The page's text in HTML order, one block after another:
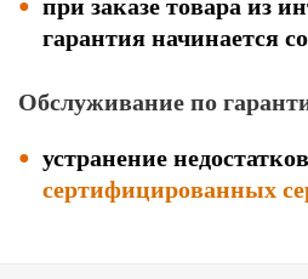
при заказе товара из
гарантия начинается
Обслуживание по
устранение
сертифицированных